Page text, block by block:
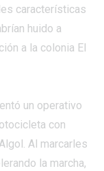
características
huido a
a la colonia El
un operativo
con
Al marcarles
la marcha,